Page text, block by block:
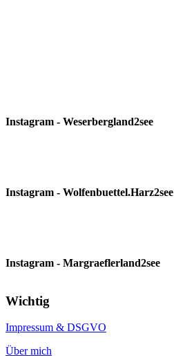
Instagram - Weserbergland2see
Instagram - Wolfenbuettel.Harz2see
Instagram - Margraeflerland2see
Wichtig
Impressum & DSGVO
Über mich